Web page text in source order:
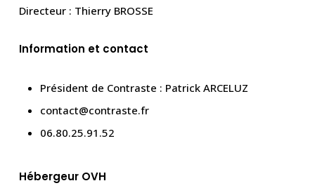
Directeur : Thierry BROSSE
Information et contact
Président de Contraste : Patrick ARCELUZ
contact@contraste.fr
06.80.25.91.52
Hébergeur OVH